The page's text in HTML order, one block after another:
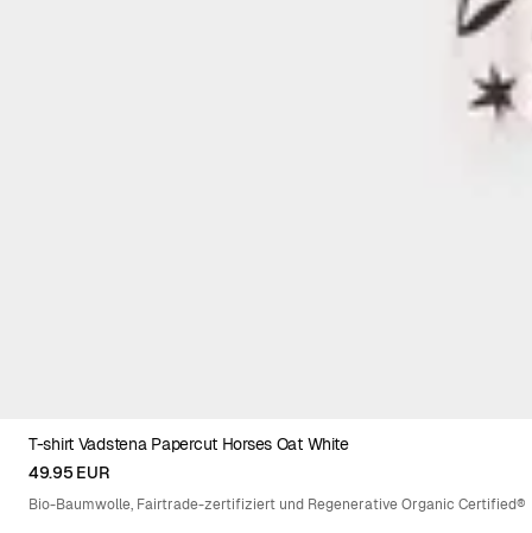
XS S
T-shirt Vadstena Papercut Horses Oat White
49.95 EUR
Bio-Baumwolle, Fairtrade-zertifiziert und Regenerative Organic Certified®